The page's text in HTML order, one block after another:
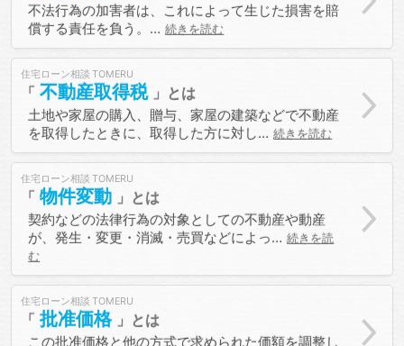
不法行為の加害者は、これによって生じた損害を賠
償する責任を負う。… 続きを読む
住宅ローン相談
不動産取得税
土地や家屋の購入、贈与、家屋の建築などで不動産
を取得したときに、取得した方に対し… 続きを読む
住宅ローン相談
物件変動
契約などの法律行為の対象としての不動産や動産
が、発生・変更・消滅・売買などによっ… 続きを読
む
住宅ローン相談
批准価格
この批准価格と他の方式で求められた価額を調整し